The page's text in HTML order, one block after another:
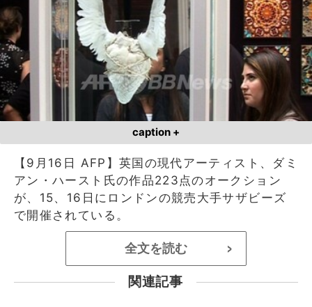
caption +
【9月16日 AFP】英国の現代アーティスト、ダミ
アン・ハースト氏の作品223点のオークション
が、15、16日にロンドンの競売大手サザビーズ
で開催されている。
全文を読む >
関連記事